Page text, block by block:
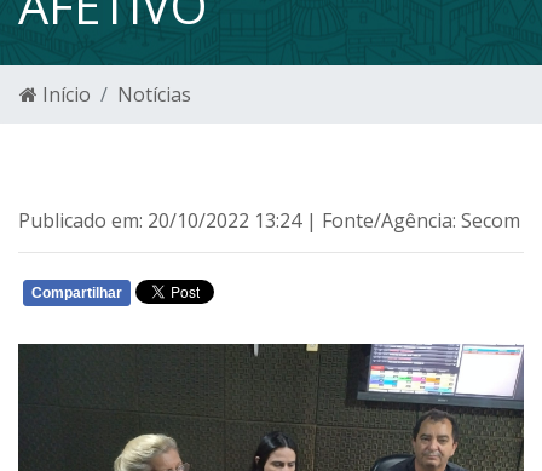
Início Notícias
Publicado em: 20/10/2022 13:24 | Fonte/Agência: Secom
Compartilhar